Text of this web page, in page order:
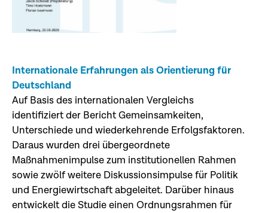
Internationale Erfahrungen als Orientierung für
Deutschland
Auf Basis des internationalen Vergleichs
identifiziert der Bericht Gemeinsamkeiten,
Unterschiede und wiederkehrende Erfolgsfaktoren.
Daraus wurden drei übergeordnete
Maßnahmenimpulse zum institutionellen Rahmen
sowie zwölf weitere Diskussionsimpulse für Politik
und Energiewirtschaft abgeleitet. Darüber hinaus
entwickelt die Studie einen Ordnungsrahmen für